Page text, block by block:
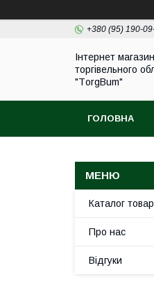
+380 (95) 190-
Інтернет магазин
торгівельного
"ТorgBum"
ГОЛОВНА
Каталог
Про нас
Відгуки